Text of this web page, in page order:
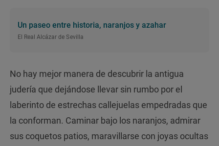
Un paseo entre historia, naranjos y azahar
El Real Alcázar de Sevilla
No hay mejor manera de descubrir la antigua
judería que dejándose llevar sin rumbo por el
laberinto de estrechas callejuelas empedradas que
la conforman. Caminar bajo los naranjos, admirar
sus coquetos patios, maravillarse con joyas ocultas